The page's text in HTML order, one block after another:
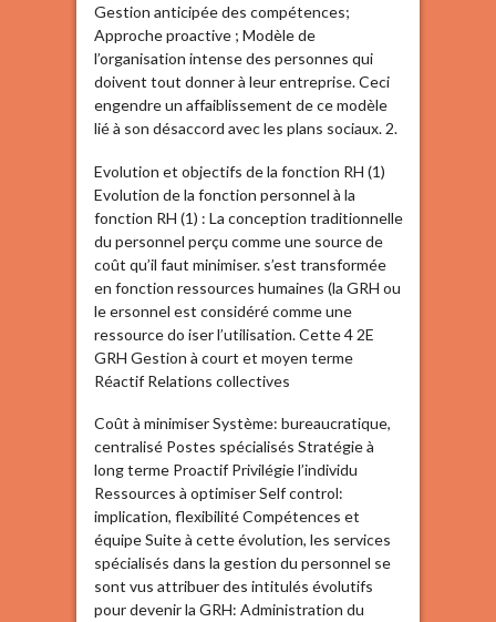
Gestion anticipée des compétences;
Approche proactive ; Modèle de
l’organisation intense des personnes qui
doivent tout donner à leur entreprise. Ceci
engendre un affaiblissement de ce modèle
lié à son désaccord avec les plans sociaux. 2.
Evolution et objectifs de la fonction RH (1)
Evolution de la fonction personnel à la
fonction RH (1) : La conception traditionnelle
du personnel perçu comme une source de
coût qu’il faut minimiser. s’est transformée
en fonction ressources humaines (la GRH ou
le ersonnel est considéré comme une
ressource do iser l’utilisation. Cette 4 2E
GRH Gestion à court et moyen terme
Réactif Relations collectives
Coût à minimiser Système: bureaucratique,
centralisé Postes spécialisés Stratégie à
long terme Proactif Privilégie l’individu
Ressources à optimiser Self control:
implication, flexibilité Compétences et
équipe Suite à cette évolution, les services
spécialisés dans la gestion du personnel se
sont vus attribuer des intitulés évolutifs
pour devenir la GRH: Administration du